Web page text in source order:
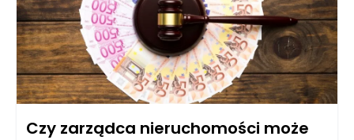
Czy zarządca nieruchomości może